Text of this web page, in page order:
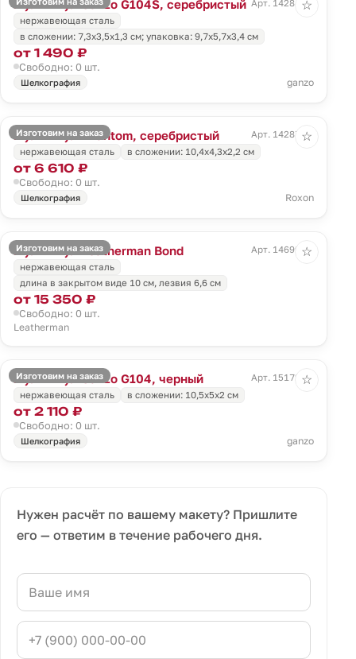
Мультитул Ganzo G104S, серебристый Арт. 14284.10
нержавеющая сталь
в сложении: 7,3х3,5х1,3 см; упаковка: 9,7х5,7х3,4 см
от 1 490 ₽
Свободно: 0 шт.
Шелкография ganzo
☆
Изготовим на заказ
Мультитул Phantom, серебристый
Арт. 14287.10
нержавеющая сталь
в сложении: 10,4х4,3х2,2 см
от 6 610 ₽
Свободно: 0 шт.
Шелкография Roxon
☆
Изготовим на заказ
Мультитул Leatherman Bond
Арт. 14699.10
нержавеющая сталь
длина в закрытом виде 10 см, лезвия 6,6 см
от 15 350 ₽
Свободно: 0 шт.
Leatherman
☆
Изготовим на заказ
Мультитул Ganzo G104, черный
Арт. 15172.30
нержавеющая сталь
в сложении: 10,5х5х2 см
от 2 110 ₽
Свободно: 0 шт.
Шелкография ganzo
☆
Нужен расчёт по вашему макету? Пришлите
его — ответим в течение рабочего дня.